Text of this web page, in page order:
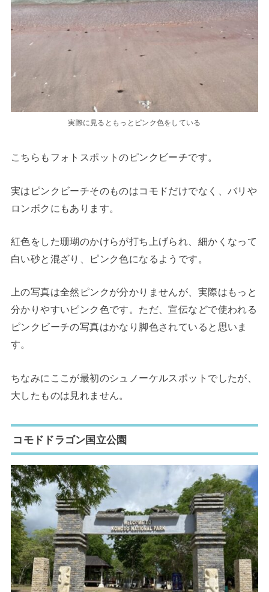
実際に見るともっとピンク色をしている
こちらもフォトスポットのピンクビーチです。
実はピンクビーチそのものはコモドだけでなく、バリや
ロンボクにもあります。
紅色をした珊瑚のかけらが打ち上げられ、細かくなって
白い砂と混ざり、ピンク色になるようです。
上の写真は全然ピンクが分かりませんが、実際はもっと
分かりやすいピンク色です。ただ、宣伝などで使われる
ピンクビーチの写真はかなり脚色されていると思いま
す。
ちなみにここが最初のシュノーケルスポットでしたが、
大したものは見れません。
コモドドラゴン国立公園